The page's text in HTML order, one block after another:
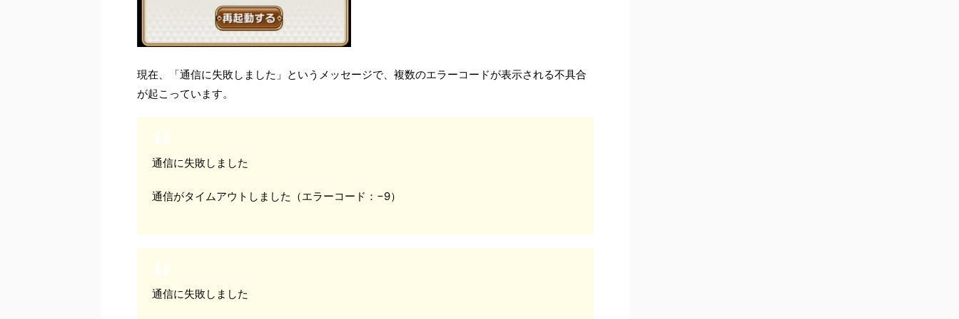
現在、「通信に失敗しました」というメッセージで、複数のエラーコードが表示される不具合
が起こっています。
通信に失敗しました
通信がタイムアウトしました（エラーコード：−9）
通信に失敗しました